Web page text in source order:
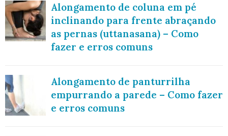
Alongamento de coluna em pé
inclinando para frente abraçando
as pernas (uttanasana) – Como
fazer e erros comuns
Alongamento de panturrilha
empurrando a parede – Como fazer
e erros comuns